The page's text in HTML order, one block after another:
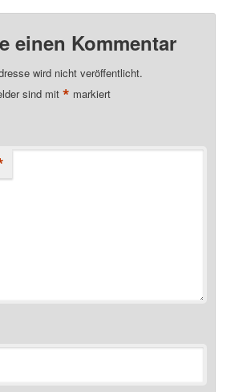
einen Kommentar
wird nicht veröffentlicht.
sind mit* markiert